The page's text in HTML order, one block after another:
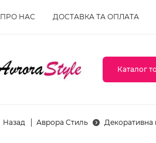
ПРО НАС ДОСТАВКА ТА ОПЛАТА
Каталог
Назад Аврора Стиль Декоративна